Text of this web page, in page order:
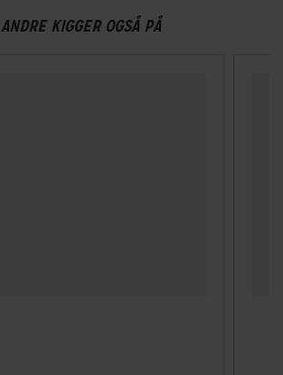
ANDRE KIGGER OGSÅ PÅ